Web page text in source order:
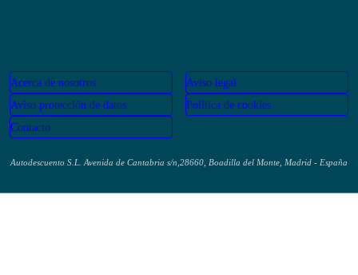
Acerca de nosotros
Aviso legal
Aviso protección de datos
España